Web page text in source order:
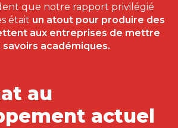
que notre rapport privilégié
était un atout pour produire des
aux entreprises de mettre
académiques.
au
actuel